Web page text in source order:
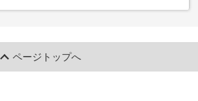
ページトップへ